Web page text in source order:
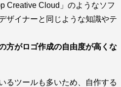
Creative Cloud」のようなソフ
ザイナーと同じような知識やテ
方がロゴ作成の自由度が高くな
るツールも多いため、自作する